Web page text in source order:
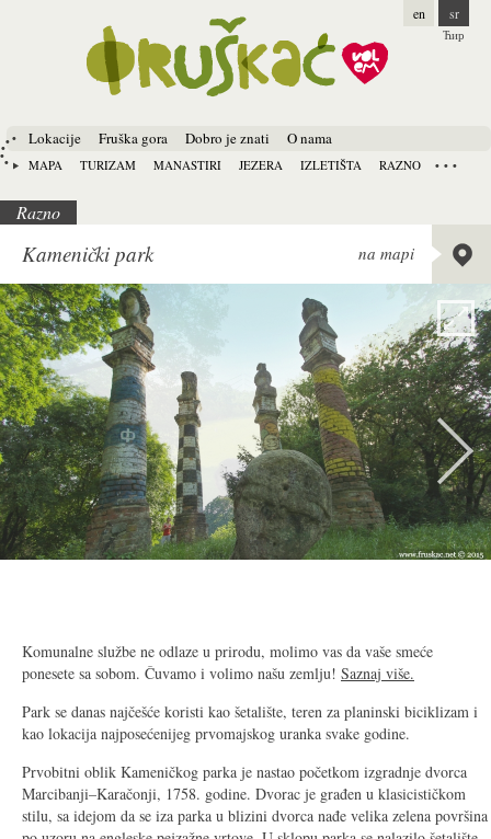
Lokacije
MAPA TURIZAM MANASTIRI JEZERA IZLETIŠTA RAZNO
Fruška gora Dobro je znati O nama
en sr
Ћир
Razno
Kamenički park
Komunalne službe ne odlaze u prirodu, molimo vas da vaše smeće
ponesete sa sobom. Čuvamo i volimo našu zemlju! Saznaj više.
Park se danas najčešće koristi kao šetalište, teren za planinski biciklizam i
kao lokacija najposećenijeg prvomajskog uranka svake godine.
Prvobitni oblik Kameničkog parka je nastao početkom izgradnje dvorca
Marcibanji–Karačonji, 1758. godine. Dvorac je građen u klasicističkom
stilu, sa idejom da se iza parka u blizini dvorca nađe velika zelena površina
na mapi
Long:
Alt: